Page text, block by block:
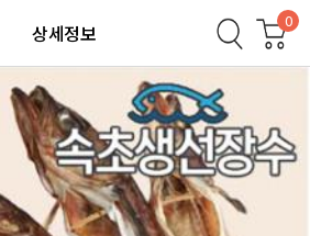
상세정보 0